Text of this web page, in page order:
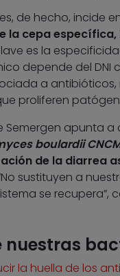
de hecho, incide
la cepa
es la
depende del
a
proliferen
Semergen apunta
boulardii
de la diarrea
sustituyen a
se recupera”,
nuestras
la huella de los